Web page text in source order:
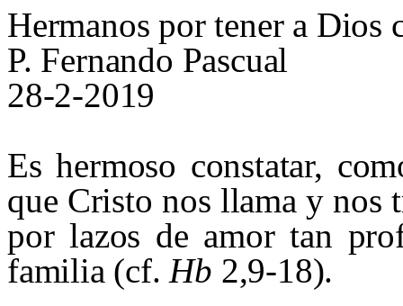
Hermanos por tener a Dios
P. Fernando Pascual
28-2-2019
Es hermoso constatar,
que Cristo nos llama y nos
por lazos de amor tan
familia (cf.Hb 2,9-18).